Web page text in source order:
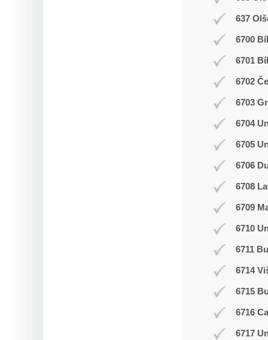
637
6700
6701
6702
6703
6704
6705
6706
6708
6709
6710
6711
6714
6715
6716
6717